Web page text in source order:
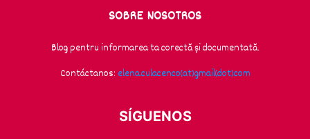
SOBRE NOSOTROS
Blog pentru informarea ta corectă și documentată.
Contáctanos: elena.culacenco(at)gmail(dot)com
SÍGUENOS